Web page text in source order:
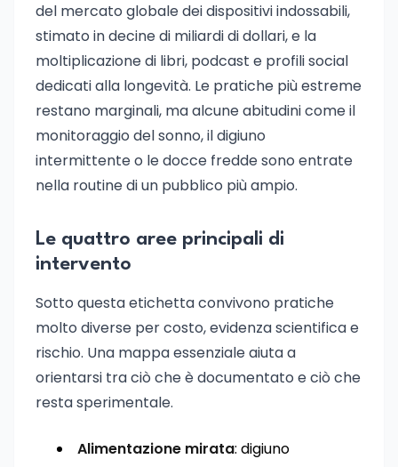
del mercato globale dei dispositivi indossabili,
stimato in decine di miliardi di dollari, e la
moltiplicazione di libri, podcast e profili social
dedicati alla longevità. Le pratiche più estreme
restano marginali, ma alcune abitudini come il
monitoraggio del sonno, il digiuno
intermittente o le docce fredde sono entrate
nella routine di un pubblico più ampio.
Le quattro aree principali di
intervento
Sotto questa etichetta convivono pratiche
molto diverse per costo, evidenza scientifica e
rischio. Una mappa essenziale aiuta a
orientarsi tra ciò che è documentato e ciò che
resta sperimentale.
Alimentazione mirata: digiuno